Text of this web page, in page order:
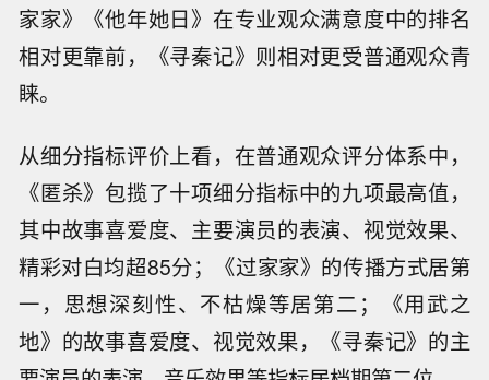
家家》《他年她日》在专业观众满意度中的排名
相对更靠前，《寻秦记》则相对更受普通观众青
睐。
从细分指标评价上看，在普通观众评分体系中，
《匿杀》包揽了十项细分指标中的九项最高值，
其中故事喜爱度、主要演员的表演、视觉效果、
精彩对白均超85分；《过家家》的传播方式居第
一，思想深刻性、不枯燥等居第二；《用武之
地》的故事喜爱度、视觉效果，《寻秦记》的主